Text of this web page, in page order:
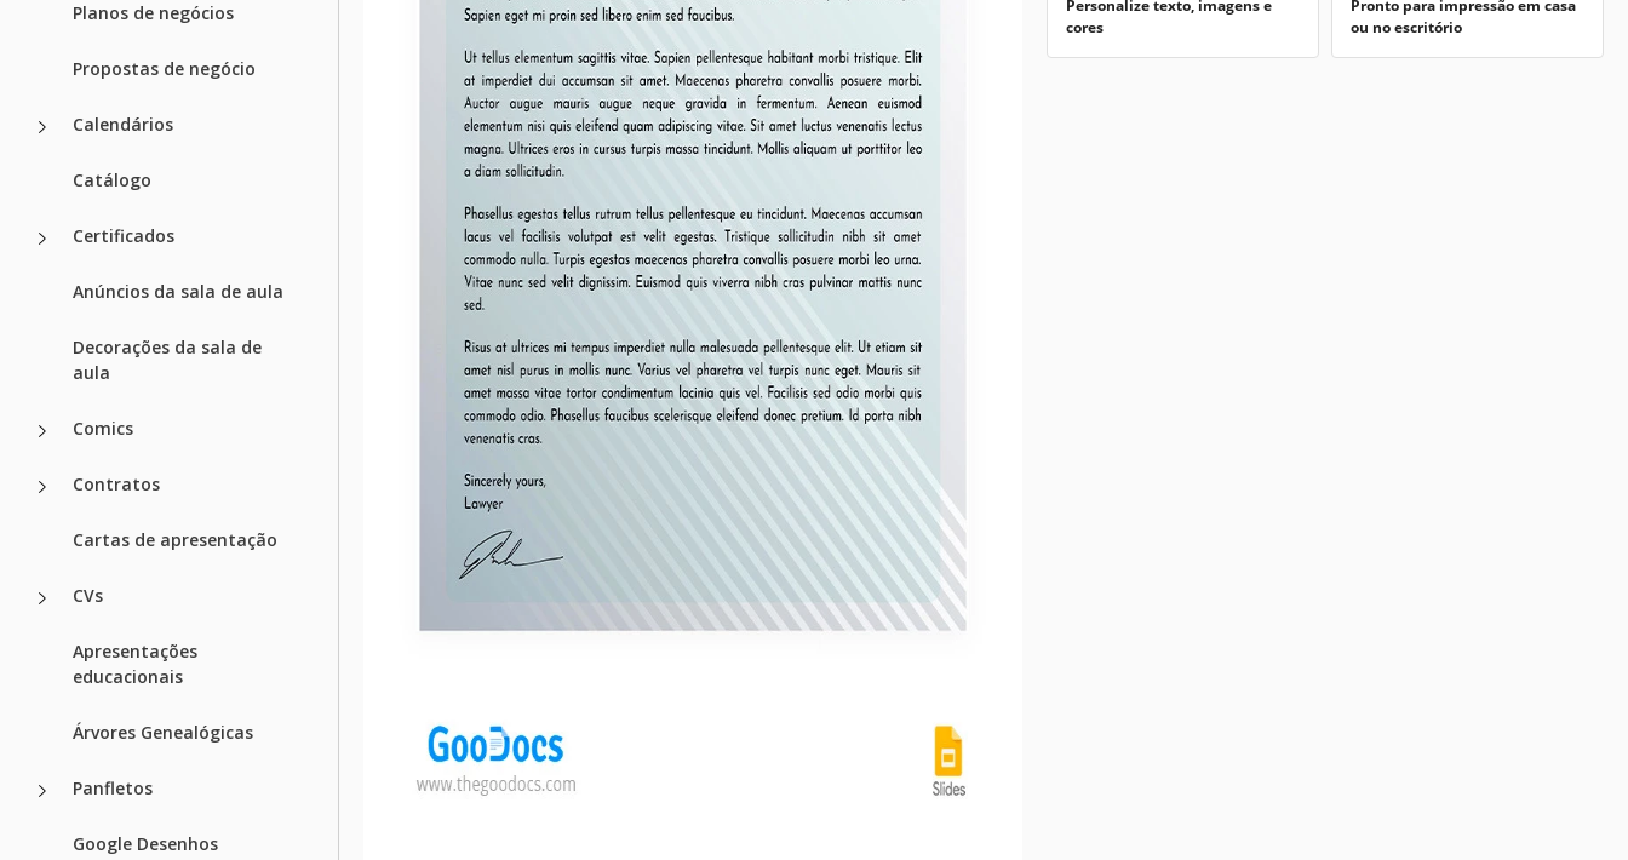
Planos de negócios
Propostas de negócio
Calendários
Catálogo
Certificados
Anúncios da sala de aula
Decorações da sala de
aula
Comics
Contratos
Cartas de apresentação
CVs
Apresentações
educacionais
Árvores Genealógicas
Panfletos
Google Desenhos
Personalize texto, imagens e
cores
Pronto para impressão em casa
ou no escritório